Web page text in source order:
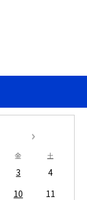
金 土
3
4
10
11